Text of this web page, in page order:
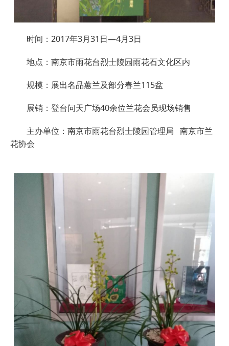
时间：2017年3月31日—4月3日
地点：南京市雨花台烈士陵园雨花石文化区内
规模：展出名品蕙兰及部分春兰115盆
展销：登台问天广场40余位兰花会员现场销售
主办单位：南京市雨花台烈士陵园管理局 南京市兰
花协会